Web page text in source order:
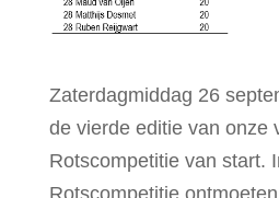
Zaterdagmiddag 26
de vierde editie van onze
Rotscompetitie van start.